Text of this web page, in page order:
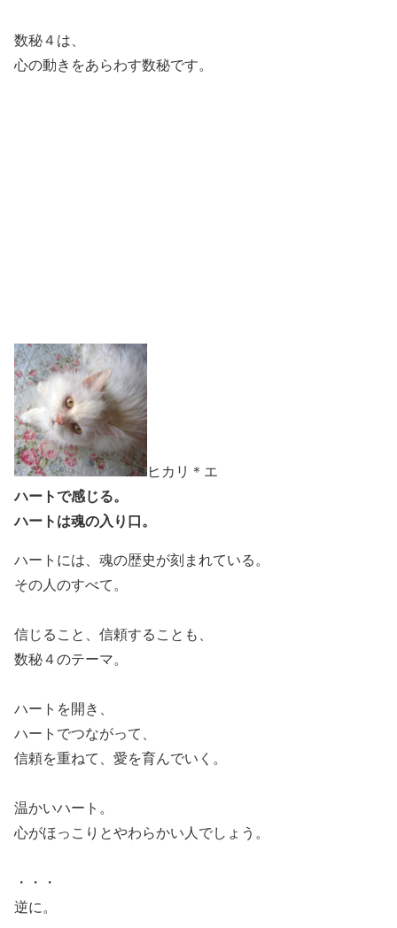
数秘４は、
心の動きをあらわす数秘です。
ヒカリ＊エ
ハートで感じる。
ハートは魂の入り口。
ハートには、魂の歴史が刻まれている。
その人のすべて。
信じること、信頼することも、
数秘４のテーマ。
ハートを開き、
ハートでつながって、
信頼を重ねて、愛を育んでいく。
温かいハート。
心がほっこりとやわらかい人でしょう。
・・・
逆に。